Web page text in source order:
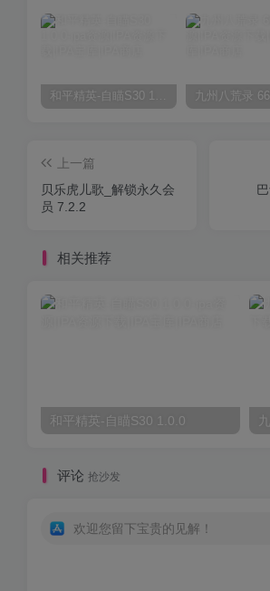
和平精英-自瞄S30 1.0.0 九州八荒录
上一篇
贝乐虎儿歌_解锁永久会
员 7.2.2
相关推荐
和平精英-自瞄S30 1.0.0
评论 抢沙发
欢迎您留下宝贵的见解！